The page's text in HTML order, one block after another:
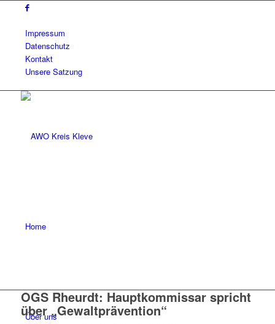
Impressum
Datenschutz
Kontakt
Unsere Satzung
Home
Über uns
OGS Rheurdt: Hauptkommissar spricht
über „Gewaltprävention“